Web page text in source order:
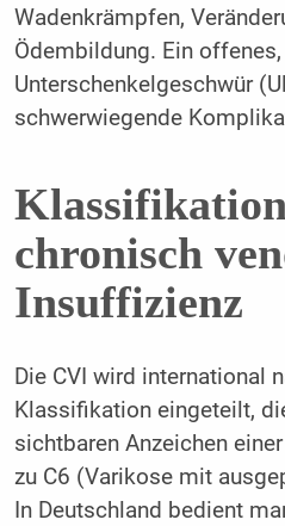
Wadenkrämpfen,
Ödembildung. Ein
Unterschenkelgeschwür
schwerwiegende
chronisch
Insuffizienz
Die CVI wird international
Klassifikation eingeteilt,
sichtbaren Anzeichen
zu C6 (Varikose mit
In Deutschland bedient